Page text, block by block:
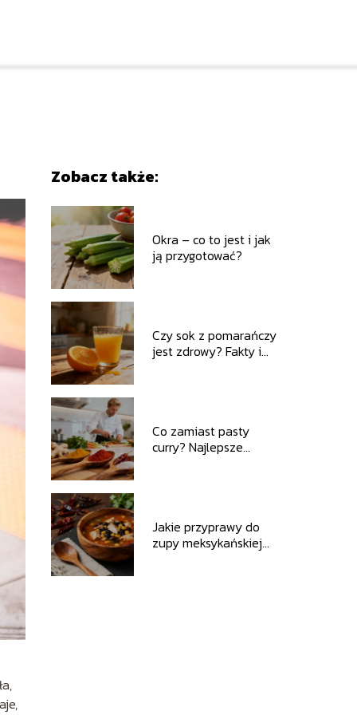
Zobacz także:
Okra – co to jest i jak
ją przygotować?
Czy sok z pomarańczy
jest zdrowy? Fakty i
Co zamiast pasty
curry? Najlepsze
Jakie przyprawy do
zupy meksykańskiej